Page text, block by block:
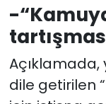
-
Açıklamada,
dile getirilen